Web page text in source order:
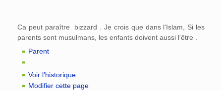
Ca peut paraître bizzard . Je crois que dans l'Islam, Si les
parents sont musulmans, les enfants doivent aussi l'être .
Parent
Voir l’historique
Modifier cette page